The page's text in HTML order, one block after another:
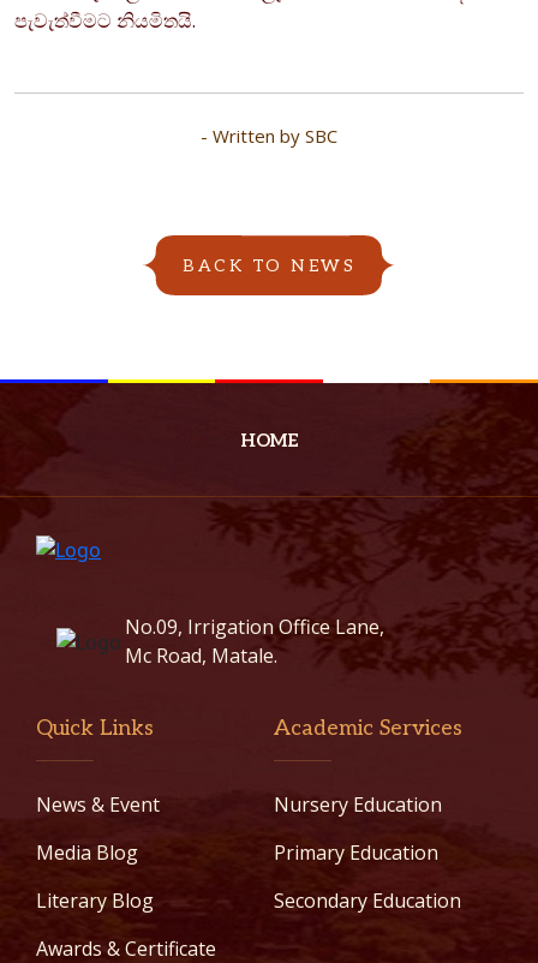
පැවැත්වීමට නියමිතයි.
- Written by SBC
BACK TO NEWS
HOME
No.09, Irrigation Office Lane,
Mc Road, Matale.
Quick Links
News & Event
Media Blog
Literary Blog
Awards & Certificate
Academic Services
Nursery Education
Primary Education
Secondary Education